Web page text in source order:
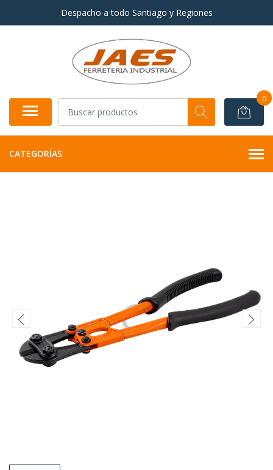
Despacho a todo Santiago y Regiones
0
CATEGORÍAS